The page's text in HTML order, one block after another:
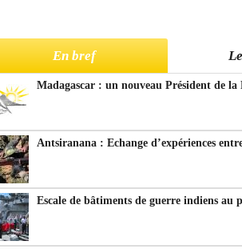
En bref
Madagascar : un nouveau Président de
Antsiranana : Echange d’expériences
Escale de bâtiments de guerre indiens au